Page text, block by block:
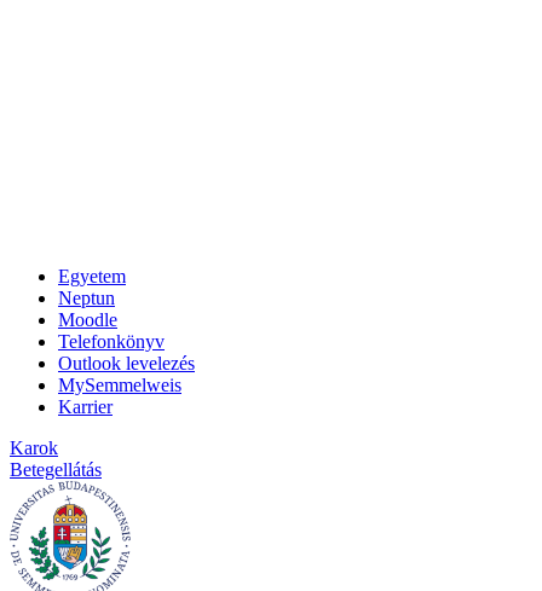
Egyetem
Neptun
Moodle
Telefonkönyv
Outlook levelezés
MySemmelweis
Karrier
Karok
Betegellátás